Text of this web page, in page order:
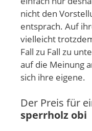
nicht den
entsprach. Auf
vielleicht
Fall zu Fall zu
auf die Meinung
sich ihre eigene.
Der Preis für
sperrholz obi